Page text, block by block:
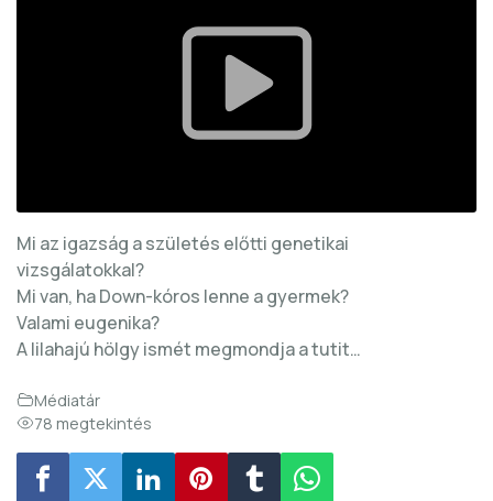
Mi az igazság a születés előtti genetikai
vizsgálatokkal?
Mi van, ha Down-kóros lenne a gyermek?
Valami eugenika?
A lilahajú hölgy ismét megmondja a tutit…
Médiatár
78 megtekintés